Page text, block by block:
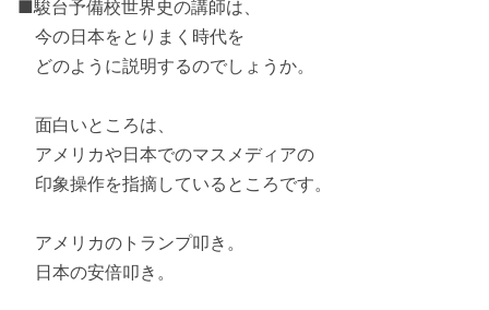
■駿台予備校世界史の講師は、
今の日本をとりまく時代を
どのように説明するのでしょうか。
面白いところは、
アメリカや日本でのマスメディアの
印象操作を指摘しているところです。
アメリカのトランプ叩き。
日本の安倍叩き。